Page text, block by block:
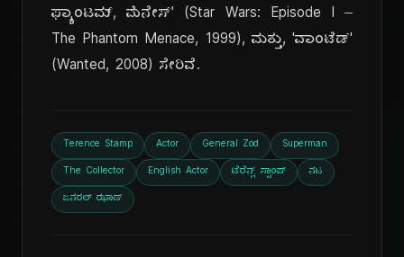
ಫ್ಯಾಂಟಮ್, ಮೆನೇಸ್' (Star Wars: Episode I –
The Phantom Menace, 1999), ಮತ್ತು, 'ವಾಂಟೆಡ್'
(Wanted, 2008) ಸೇರಿವೆ.
Terence Stamp Actor General Zod Superman
The Collector English Actor ಟೆರೆನ್ಸ್ ಸ್ಟಾಂಪ್ ನಟ
ಜನರಲ್ ಝಾಡ್